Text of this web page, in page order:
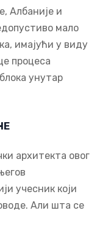
Албаније и
мало
имајући у виду
процеса
унутар
архитекта овог
учесник који
Али шта се